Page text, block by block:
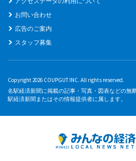
お問い合わせ
広告のご案内
スタッフ募集
Copyright 2026 COUPGUT INC. All rights reserved.
名駅経済新聞に掲載の記事・写真・図表などの無
駅経済新聞またはその情報提供者に属します。